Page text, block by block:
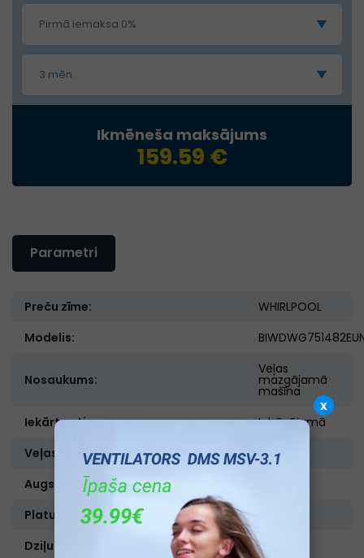
Pirmā iemaksa 0%
3 mēn.
Ikmēneša maksājums
159.59 €
Parametri
Preču zīme:
WHIRLPOOL
Modelis:
Nosaukums:
Veļas
mazgājamā
mašīna
Iekārtas tips:
Iebūvējamā
Veļas žāvēsanas funkcija:
Ir
Augstums, cm:
Platums, cm:
Dziļums, cm:
55
x